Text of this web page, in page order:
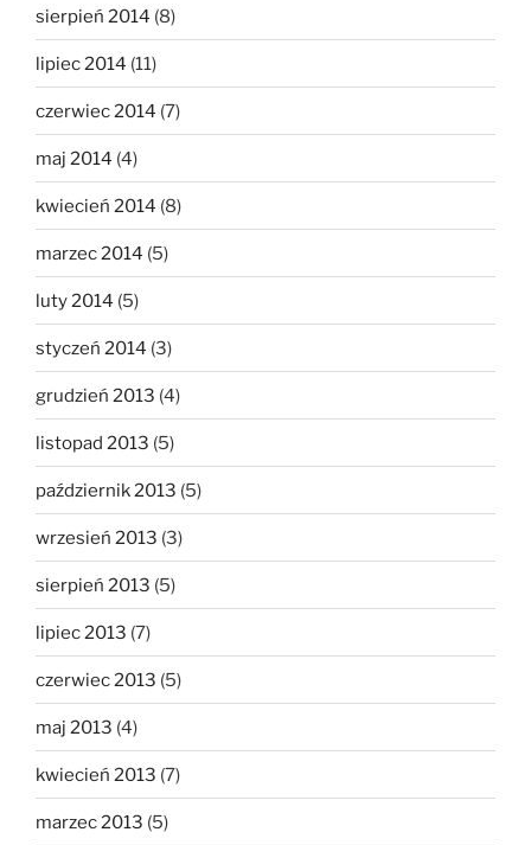
sierpień 2014 (8)
lipiec 2014 (11)
czerwiec 2014 (7)
maj 2014 (4)
kwiecień 2014 (8)
marzec 2014 (5)
luty 2014 (5)
styczeń 2014 (3)
grudzień 2013 (4)
listopad 2013 (5)
październik 2013 (5)
wrzesień 2013 (3)
sierpień 2013 (5)
lipiec 2013 (7)
czerwiec 2013 (5)
maj 2013 (4)
kwiecień 2013 (7)
marzec 2013 (5)